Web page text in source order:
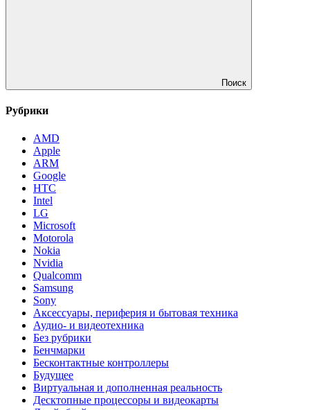
Поиск
Рубрики
AMD
Apple
ARM
Google
HTC
Intel
LG
Microsoft
Motorola
Nokia
Nvidia
Qualcomm
Samsung
Sony
Аксессуары, периферия и бытовая техника
Аудио- и видеотехника
Без рубрики
Бенчмарки
Бесконтактные контроллеры
Будущее
Виртуальная и дополненная реальность
Десктопные процессоры и видеокарты